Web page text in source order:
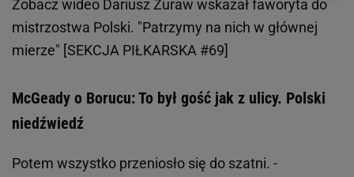
Zobacz wideo Dariusz Żuraw wskazał faworyta do
mistrzostwa Polski. "Patrzymy na nich w głównej
mierze" [SEKCJA PIŁKARSKA #69]
McGeady o Borucu: To był gość jak z ulicy. Polski
niedźwiedź
Potem wszystko przeniosło się do szatni. -